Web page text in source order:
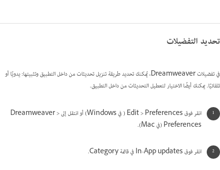
تحديد التفضيلات
في تفضيلات Dreamweaver، يُمكنك تحديد طريقة تنزيل تحديثات من داخل التطبيق وتثبيتها: يدويًا أو
تلقائيًا. يمكنك أيضًا الاختيار لتعطيل التحديثات من داخل التطبيق.
انقر فوق Edit > Preferences ( في Windows) أو انتقل إلى Dreamweaver >
Preferences (في Mac).
انقر فوق In-App updates في قائمة Category.